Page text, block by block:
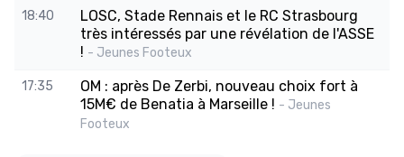
18:40
LOSC, Stade Rennais et le RC Strasbourg
très intéressés par une révélation de l'ASSE
! - Jeunes Footeux
17:35
OM : après De Zerbi, nouveau choix fort à
15M€ de Benatia à Marseille ! - Jeunes
Footeux